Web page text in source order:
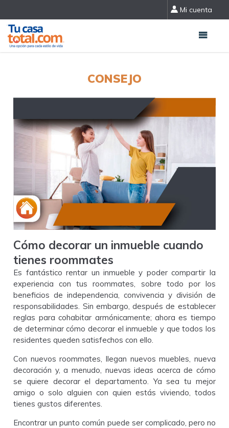
Mi cuenta
CONSEJO
Cómo decorar un inmueble cuando
tienes roommates
Es fantástico rentar un inmueble y poder compartir la
experiencia con tus roommates, sobre todo por los
beneficios de independencia, convivencia y división de
responsabilidades. Sin embargo, después de establecer
reglas para cohabitar armónicamente; ahora es tiempo
de determinar cómo decorar el inmueble y que todos los
residentes queden satisfechos con ello.
Con nuevos roommates, llegan nuevos muebles, nueva
decoración y, a menudo, nuevas ideas acerca de cómo
se quiere decorar el departamento. Ya sea tu mejor
amigo o solo alguien con quien estás viviendo, todos
tienes gustos diferentes.
Encontrar un punto común puede ser complicado, pero no